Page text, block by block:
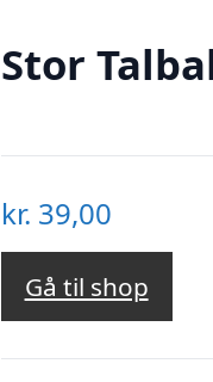
Stor
kr. 39,00
Gå til shop